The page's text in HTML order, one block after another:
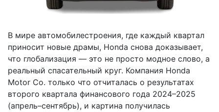
В мире автомобилестроения, где каждый квартал
приносит новые драмы, Honda снова доказывает,
что глобализация — это не просто модное слово, а
реальный спасательный круг. Компания Honda
Motor Co. только что отчиталась о результатах
второго квартала финансового года 2024–2025
(апрель–сентябрь), и картина получилась